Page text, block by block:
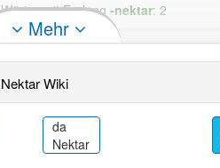
Wörter mit Endung -nektar: 2
92% unserer Spielapp-Nutzer haben
Mehr
Nektar Wiki
da
Nektar